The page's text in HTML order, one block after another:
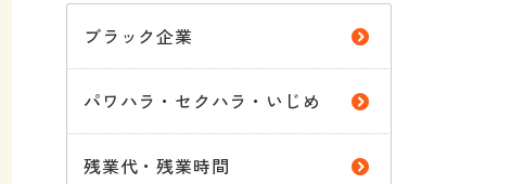
ブラック企業
パワハラ・セクハラ・いじめ
残業代・残業時間